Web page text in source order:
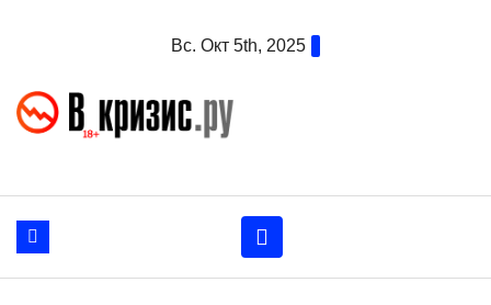
Вс. Окт 5th, 2025